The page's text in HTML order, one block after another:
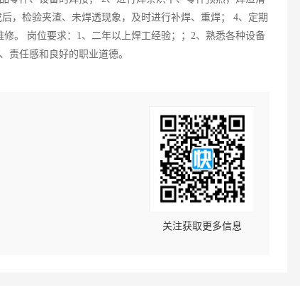
，检验夹渣、未焊透现象，及时进行补焊、重焊； 4、定期
。 岗位要求：1、二年以上焊工经验；；2、熟悉各种设备
责任感和良好的职业道德。
关注获取更多信息